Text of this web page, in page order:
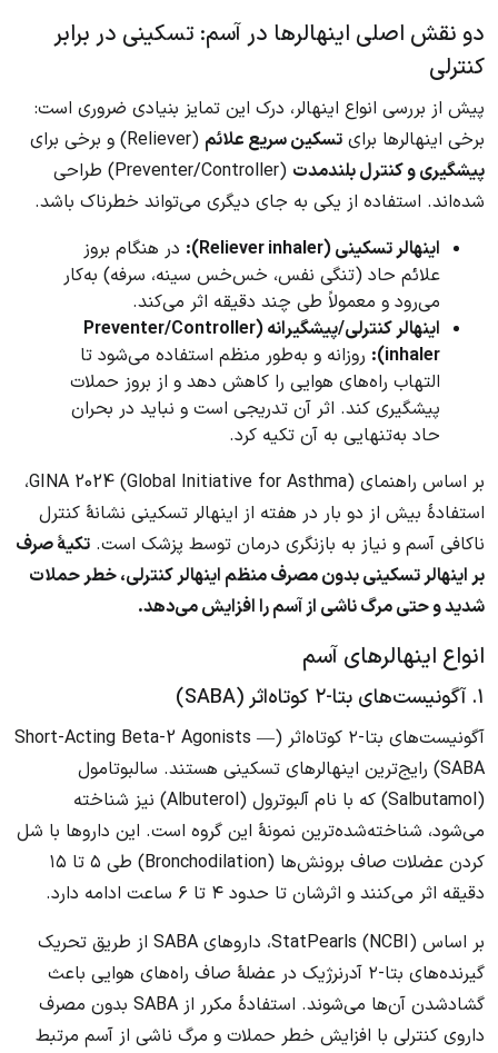
دو نقش اصلی اینهالرها در آسم: تسکینی در برابر
کنترلی
پیش از بررسی انواع اینهالر، درک این تمایز بنیادی ضروری است:
برخی اینهالرها برای تسکین سریع علائم (Reliever) و برخی برای
پیشگیری و کنترل بلندمدت
(Preventer/Controller) طراحی
شده‌اند. استفاده از یکی به جای دیگری می‌تواند خطرناک باشد.
اینهالر تسکینی (Reliever inhaler):
در هنگام بروز
علائم حاد (تنگی نفس، خس‌خس سینه، سرفه) به‌کار
می‌رود و معمولاً طی چند دقیقه اثر می‌کند.
اینهالر کنترلی/پیشگیرانه (Preventer/Controller
inhaler):
روزانه و به‌طور منظم استفاده می‌شود تا
التهاب راه‌های هوایی را کاهش دهد و از بروز حملات
پیشگیری کند. اثر آن تدریجی است و نباید در بحران
حاد به‌تنهایی به آن تکیه کرد.
بر اساس راهنمای GINA 2024 (Global Initiative for Asthma)،
استفادهٔ بیش از دو بار در هفته از اینهالر تسکینی نشانهٔ کنترل
ناکافی آسم و نیاز به بازنگری درمان توسط پزشک است. تکیهٔ صرف
بر اینهالر تسکینی بدون مصرف منظم اینهالر کنترلی، خطر حملات
شدید و حتی مرگ ناشی از آسم را افزایش می‌دهد.
انواع اینهالرهای آسم
۱. آگونیست‌های بتا-۲ کوتاه‌اثر (SABA)
آگونیست‌های بتا-۲ کوتاه‌اثر (Short-Acting Beta-2 Agonists —
SABA) رایج‌ترین اینهالرهای تسکینی هستند. سالبوتامول
(Salbutamol) که با نام آلبوترول (Albuterol) نیز شناخته
می‌شود، شناخته‌شده‌ترین نمونهٔ این گروه است. این داروها با شل
کردن عضلات صاف برونش‌ها (Bronchodilation) طی ۵ تا ۱۵
دقیقه اثر می‌کنند و اثرشان تا حدود ۴ تا ۶ ساعت ادامه دارد.
بر اساس StatPearls (NCBI)، داروهای SABA از طریق تحریک
گیرنده‌های بتا-۲ آدرنرژیک در عضلهٔ صاف راه‌های هوایی باعث
گشادشدن آن‌ها می‌شوند. استفادهٔ مکرر از SABA بدون مصرف
داروی کنترلی با افزایش خطر حملات و مرگ ناشی از آسم مرتبط